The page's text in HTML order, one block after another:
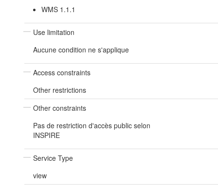
WMS 1.1.1
Use limitation
Aucune condition ne s'applique
Access constraints
Other restrictions
Other constraints
Pas de restriction d'accès public selon
INSPIRE
Service Type
view